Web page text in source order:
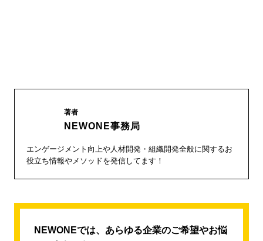
著者
NEWONE事務局
エンゲージメント向上や人材開発・組織開発全般に関するお
役立ち情報やメソッドを発信してます！
NEWONEでは、あらゆる企業のご希望やお悩